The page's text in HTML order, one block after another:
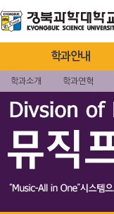
학과안내
학과소개 학과연혁